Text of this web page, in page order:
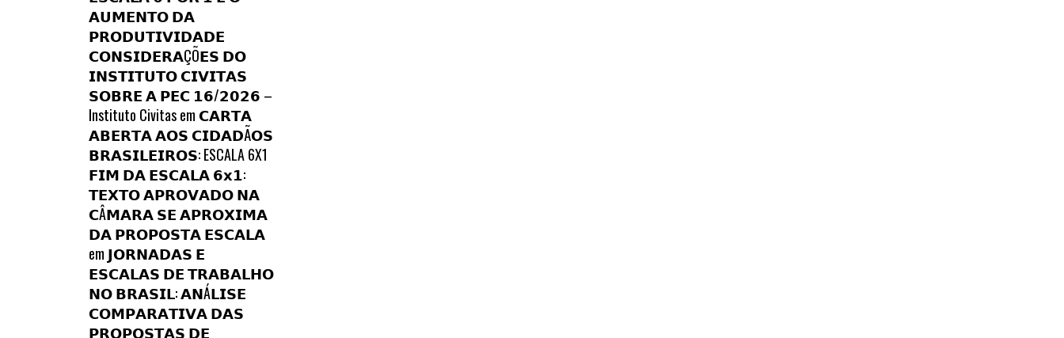
𝗔𝗨𝗠𝗘𝗡𝗧𝗢 𝗗𝗔
𝗣𝗥𝗢𝗗𝗨𝗧𝗜𝗩𝗜𝗗𝗔𝗗𝗘
𝗖𝗢𝗡𝗦𝗜𝗗𝗘𝗥𝗔ÇÕ𝗘𝗦 𝗗𝗢
𝗜𝗡𝗦𝗧𝗜𝗧𝗨𝗧𝗢 𝗖𝗜𝗩𝗜𝗧𝗔𝗦
𝗦𝗢𝗕𝗥𝗘 𝗔 𝗣𝗘𝗖 𝟭𝟲/𝟮𝟬𝟮𝟲 –
Instituto Civitasem 𝗖𝗔𝗥𝗧𝗔
𝗔𝗕𝗘𝗥𝗧𝗔 𝗔𝗢𝗦 𝗖𝗜𝗗𝗔𝗗Ã𝗢𝗦
𝗕𝗥𝗔𝗦𝗜𝗟𝗘𝗜𝗥𝗢𝗦: ESCALA 6X1
𝗙𝗜𝗠 𝗗𝗔 𝗘𝗦𝗖𝗔𝗟𝗔 𝟲𝘅𝟭:
𝗧𝗘𝗫𝗧𝗢 𝗔𝗣𝗥𝗢𝗩𝗔𝗗𝗢 𝗡𝗔
𝗖Â𝗠𝗔𝗥𝗔 𝗦𝗘 𝗔𝗣𝗥𝗢𝗫𝗜𝗠𝗔
𝗗𝗔 𝗣𝗥𝗢𝗣𝗢𝗦𝗧𝗔 𝗘𝗦𝗖𝗔𝗟𝗔
em 𝗝𝗢𝗥𝗡𝗔𝗗𝗔𝗦 𝗘
𝗘𝗦𝗖𝗔𝗟𝗔𝗦 𝗗𝗘 𝗧𝗥𝗔𝗕𝗔𝗟𝗛𝗢
𝗡𝗢 𝗕𝗥𝗔𝗦𝗜𝗟: 𝗔𝗡Á𝗟𝗜𝗦𝗘
𝗖𝗢𝗠𝗣𝗔𝗥𝗔𝗧𝗜𝗩𝗔 𝗗𝗔𝗦
𝗣𝗥𝗢𝗣𝗢𝗦𝗧𝗔𝗦 𝗗𝗘